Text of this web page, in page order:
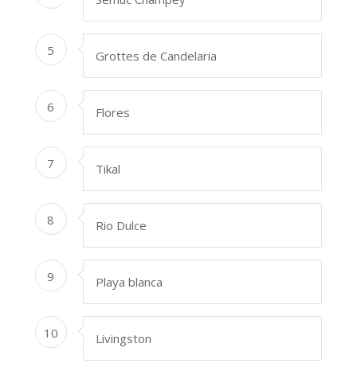
5 Grottes de Candelaria
6 Flores
7 Tikal
8 Rio Dulce
9 Playa blanca
10 Livingston